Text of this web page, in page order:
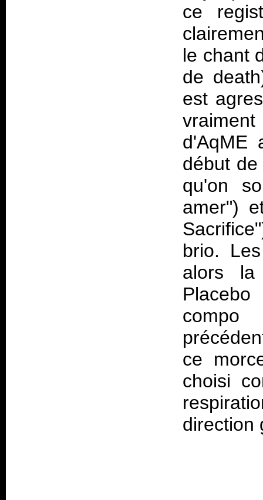
ce
le chant
de
est
d'AqME
début
qu'on
amer")
brio.
alors la
compo
ce
choisi